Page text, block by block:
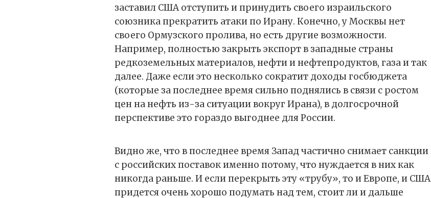
заставил США отступить и принудить своего израильского
союзника прекратить атаки по Ирану. Конечно, у Москвы нет
своего Ормузского пролива, но есть другие возможности.
Например, полностью закрыть экспорт в западные страны
редкоземельных материалов, нефти и нефтепродуктов, газа и так
далее. Даже если это несколько сократит доходы госбюджета
(которые за последнее время сильно поднялись в связи с ростом
цен на нефть из-за ситуации вокруг Ирана), в долгосрочной
перспективе это гораздо выгоднее для России.
Видно же, что в последнее время Запад частично снимает санкции
с российских поставок именно потому, что нуждается в них как
никогда раньше. И если перекрыть эту «трубу», то и Европе, и США
придется очень хорошо подумать над тем, стоит ли и дальше